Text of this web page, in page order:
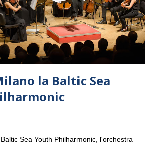
la Baltic Sea
Sea Youth Philharmonic, l'orchestra